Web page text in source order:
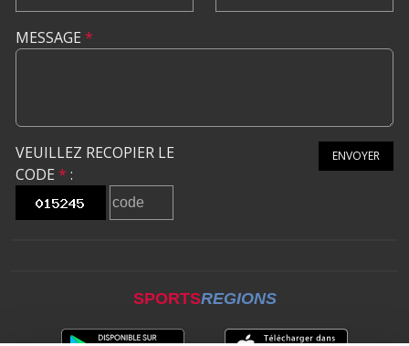
MESSAGE *
VEUILLEZ RECOPIER LE
CODE * :
ENVOYER
SPORTSREGIONS